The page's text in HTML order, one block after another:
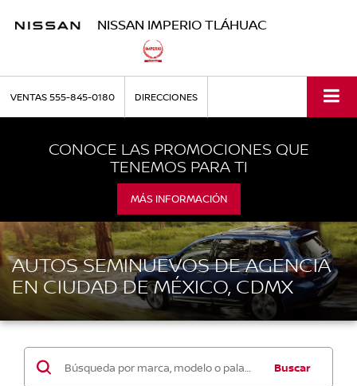
NISSAN IMPERIO TLÁHUAC
VENTAS555-845-0180 DIRECCIONES
CONOCE LAS PROMOCIONES QUE
TENEMOS PARA TI
MÁS INFORMACIÓN
AUTOS SEMINUEVOS DE AGENCIA
EN CIUDAD DE MÉXICO, CDMX
Buscar